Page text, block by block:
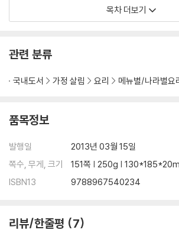
2. 입맛 따라 골라 먹는 파스타 30가지
카사레체
푸실리
루마코니
로텔레
토르티글리에 나폴리타네
리치올리
푸실로
2. 국수 모양 파스타
스파게티
목차 더보기
관련 분류
국내도서 가정 살림 요리 메뉴별/나라별요
품목정보
발행일
2013년 03월 15일
쪽수, 무게, 크기
151쪽 | 250g |
ISBN13
9788967540234
리뷰/한줄평 7